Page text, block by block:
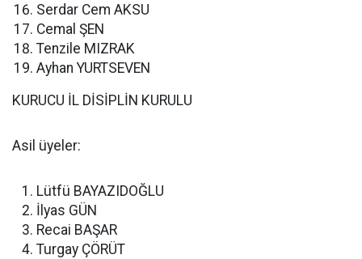
Serdar Cem AKSU
Cemal ŞEN
Tenzile MIZRAK
Ayhan YURTSEVEN
KURUCU İL DİSİPLİN KURULU
Asil üyeler:
Lütfü BAYAZIDOĞLU
İlyas GÜN
Recai BAŞAR
Turgay ÇÖRÜT